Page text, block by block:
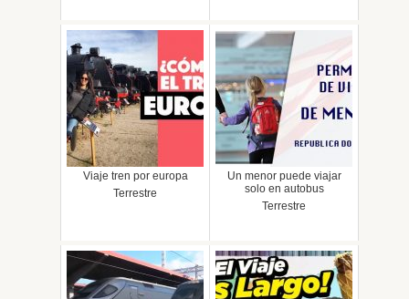
Viaje tren por europa
Terrestre
Un menor puede viajar
solo en autobus
Terrestre